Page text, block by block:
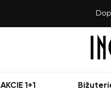
AKCIE 1+1